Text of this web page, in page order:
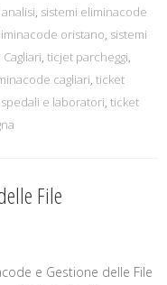
, sistemi eliminacode
oristano, sistemi
, ticjet parcheggi,
cagliari, ticket
e laboratori, ticket
File
e Gestione delle File